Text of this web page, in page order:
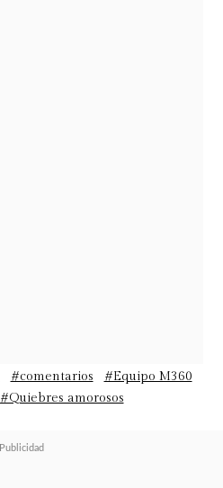
#comentarios
#Equipo M360
#Quiebres amorosos